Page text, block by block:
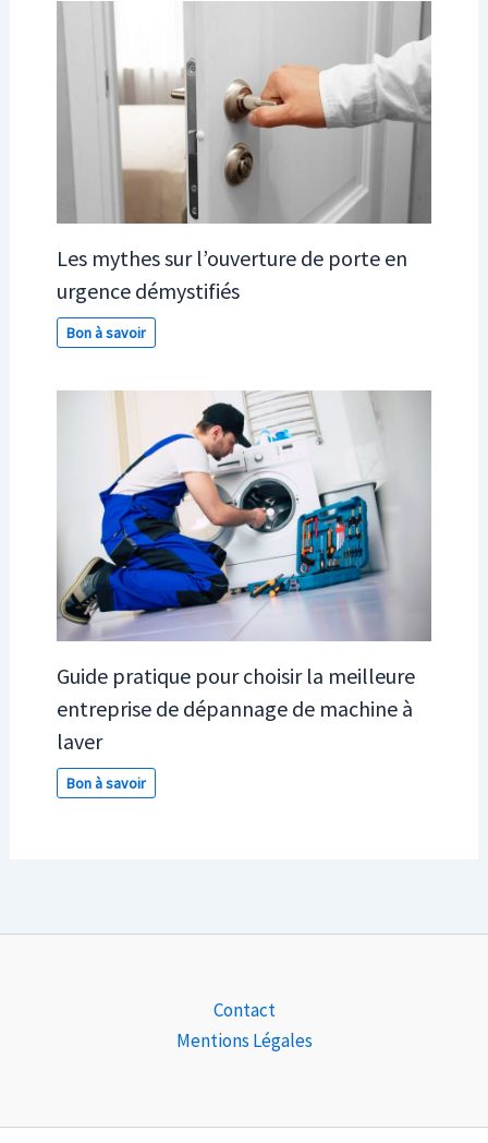
Les mythes sur l’ouverture de porte en
urgence démystifiés
Bon à savoir
Guide pratique pour choisir la meilleure
entreprise de dépannage de machine à
laver
Bon à savoir
Contact
Mentions Légales